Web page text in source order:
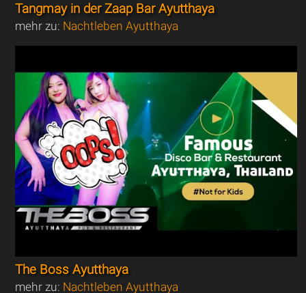
Tangmay in der Zaap Bar Ayutthaya
mehr zu: Nachtleben Ayutthaya
The Boss Ayutthaya
mehr zu: Nachtleben Ayutthaya